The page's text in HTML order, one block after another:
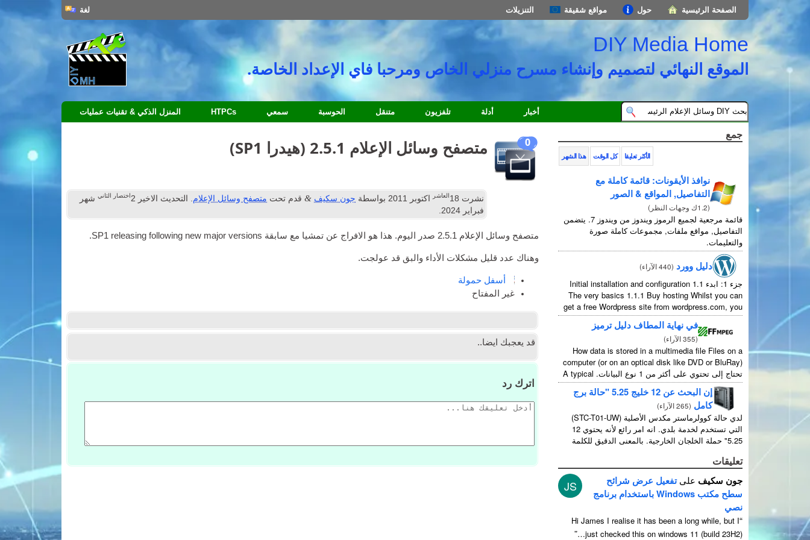
الصفحة الرئيسية حول مواقع شقيقة التنزيلات لغة
DIY Media Home
الموقع النهائي لتصميم وإنشاء مسرح منزلي الخاص ومرحبا فاي الإعداد الخاصة.
المنزل الذكي & تقنيات عمليات HTPCs سمعي الحوسبة متنقل تلفزيون أدلة أخبار
0 متصفح وسائل الإعلام 2.5.1 (هيدرا SP1)
نشرت 18 العاشر اكتوبر 2011 بواسطة جون سكيف &قدم تحت متصفح وسائل الإعلام. التحديث الاخير 2 اختصار الثانيشهر
فبراير 2024
.
متصفح وسائل الإعلام 2.5.1 صدر اليوم. هذا هو الافراج عن تمشيا مع سابقة SP1 releas­ing fol­low­ing new major versions
.
وهناك عدد قليل مشكلات الأداء والبق قد عولجت.
أسفل حمولة
غير المفتاح
قد يعجبك ايضا..
اترك رد
جمع
هذا الشهر كل الوقت الأكثر تعليقا
نوافذ الأيقونات: قائمة كاملة مع
التفاصيل, المواقع & الصور
(1.2ك وجهات النظر )
قائمة مرجعية لجميع الرموز ويندوز من ويندوز 7. يتضمن
التفاصيل, مواقع ملفات, مجموعات كاملة صورة
والتعليمات.
دليل وورد (440 الآراء )
جزء 1: ابدء 1.1
Initial installation and configuration
The very basics 1.1.1 Buy hosting Whilst you can
get a free Wordpress site from wordpress.com, you
lose some control and you have to serve their
...
في نهاية المطاف دليل ترميز
(355 الآراء )
How data is stored in a multimedia file Files on a
computer(or on an optical disk like DVD or BluRay)
تحتاج إلى تحتوي على أكثر من 1 نوع البيانات.
A typical
movie will include
...
إن البحث عن 12 خليج 5.25 "حالة برج
كامل (265 الآراء )
لدي حالة كوولرماستر مكدس الأصلية (STC-T01-UW)
التي تستخدم لخدمة بلدي. انه امر رائع لأنه يحتوي 12
5.25" حملة الخلجان الخارجية. بالمعنى الدقيق للكلمة
تعليقات
JS جون سكيف علىتفعيل عرض شرائح
سطح مكتب Windows باستخدام برنامج
نصي
“
Hi James I realise it has been a long while, but I
just checked this on windows 11 (build 23H2)…
”